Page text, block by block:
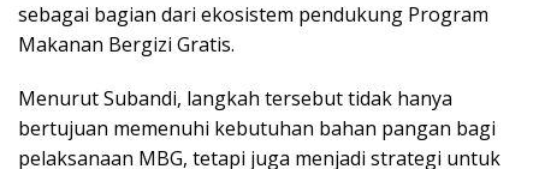
sebagai bagian dari ekosistem pendukung Program
Makanan Bergizi Gratis.
Menurut Subandi, langkah tersebut tidak hanya
bertujuan memenuhi kebutuhan bahan pangan bagi
pelaksanaan MBG, tetapi juga menjadi strategi untuk